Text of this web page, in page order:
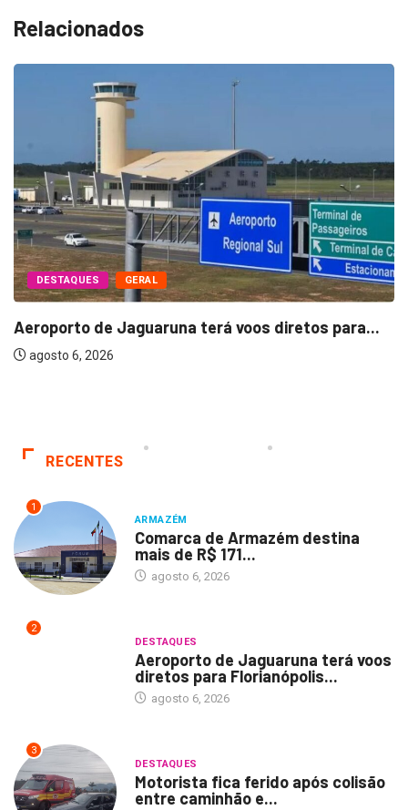
Relacionados
DESTAQUES GERAL
Aeroporto de Jaguaruna terá voos diretos para...
agosto 6, 2026
RECENTES
1
ARMAZÉM
Comarca de Armazém destina
mais de R$ 171...
agosto 6, 2026
2
DESTAQUES
Aeroporto de Jaguaruna terá voos
diretos para Florianópolis...
agosto 6, 2026
3
DESTAQUES
Motorista fica ferido após colisão
entre caminhão e...